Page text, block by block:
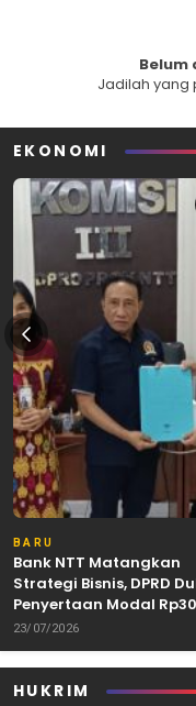
Belum
Jadilah yang
EKONOMI
BARU
Bank NTT Matangkan
Strategi Bisnis, DPRD
Penyertaan Modal Rp30
Miliar
23/07/2026
HUKRIM